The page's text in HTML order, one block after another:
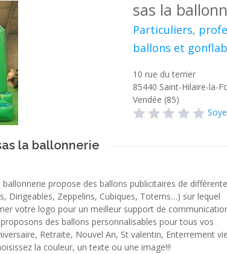
sas la
Particuliers,
ballons et
10 rue du terrier
85440 Saint-Hilaire-la-
Vendée (85)
la ballonnerie
propose des ballons publicitaires de
Dirigeables, Zeppelins, Cubiques, Totems…) sur lequel
votre logo pour un meilleur support de
des ballons personnalisables pour tous vos
Retraite, Nouvel An, St valentin, Enterrement vie
la couleur, un texte ou une image!!!